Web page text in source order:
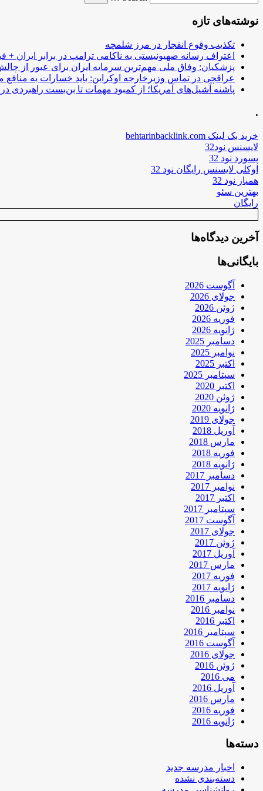
نوشته‌های تازه
تکذیب وقوع انفجار در مرز شلمچه
اعتراف رسانه صهیونیستی به ناکامی ترامپ در برابر ایران +
پزشکیان: وفاق ملی مهم‌ترین سرمایه ایران برای عبور از
عراقچی در تماس وزیرخارجه اوکراین: باید خسارات به منافع
پاشنه آشیل‌های آمریکا؛ از کمبود مهمات تا بن‌بست راهبردی در
.
خرید بک لینک behtarinbacklink.com
لایسنس نود32
پسورد نود 32
اوکلی لایسنس رایگان نود 32
همیار نود 32
بهترین سئو
رایگان
آخرین دیدگاه‌ها
بایگانی‌ها
آگوست 2026
جولای 2026
ژوئن 2026
فوریه 2026
ژانویه 2026
دسامبر 2025
نوامبر 2025
اکتبر 2025
سپتامبر 2025
اکتبر 2020
ژوئن 2020
ژانویه 2020
جولای 2019
آوریل 2018
مارس 2018
فوریه 2018
ژانویه 2018
دسامبر 2017
نوامبر 2017
اکتبر 2017
سپتامبر 2017
آگوست 2017
جولای 2017
ژوئن 2017
آوریل 2017
مارس 2017
فوریه 2017
ژانویه 2017
دسامبر 2016
نوامبر 2016
اکتبر 2016
سپتامبر 2016
آگوست 2016
جولای 2016
ژوئن 2016
می 2016
آوریل 2016
مارس 2016
فوریه 2016
ژانویه 2016
دسته‌ها
اخبار مدرسه جدید
دسته‌بندی نشده